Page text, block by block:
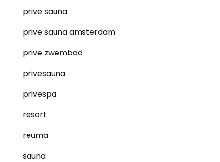
prive sauna
prive sauna amsterdam
prive zwembad
privesauna
privespa
resort
reuma
sauna